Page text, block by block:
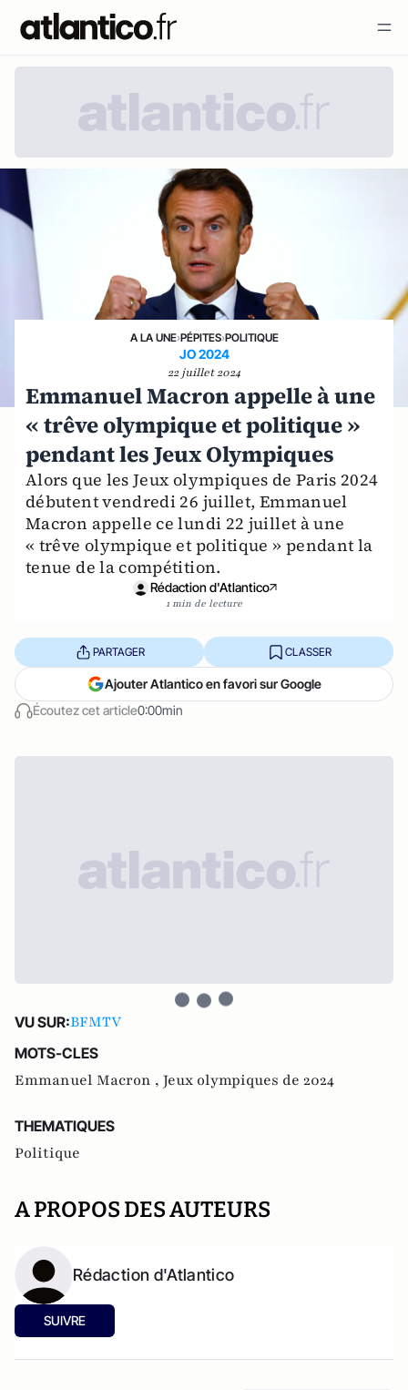
A LA UNE›PÉPITES›POLITIQUE
JO 2024
22 juillet 2024
Emmanuel Macron appelle à une
« trêve olympique et politique »
pendant les Jeux Olympiques
Alors que les Jeux olympiques de Paris 2024
débutent vendredi 26 juillet, Emmanuel
Macron appelle ce lundi 22 juillet à une
« trêve olympique et politique » pendant la
tenue de la compétition.
Rédaction d'Atlantico
1 min de lecture
Écoutez cet article0:00min
PARTAGER CLASSER
Ajouter Atlantico en favori sur Google
VU SUR:BFMTV
MOTS-CLES
Emmanuel Macron , Jeux olympiques de 2024
THEMATIQUES
Politique
A PROPOS DES AUTEURS
Rédaction d'Atlantico
SUIVRE